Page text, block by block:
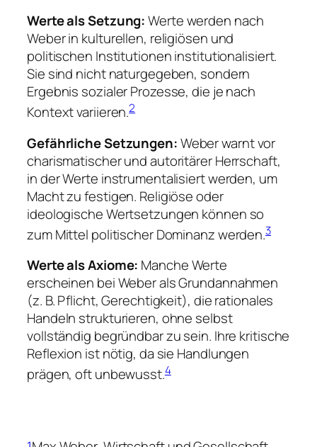
Werte als Setzung:Werte werden nach
Weber in kulturellen, religiösen und
politischen Institutionen institutionalisiert.
Sie sind nicht naturgegeben, sondern
Ergebnis sozialer Prozesse, die je nach
Kontext variieren.2
Gefährliche Setzungen:Weber warnt vor
charismatischer und autoritärer Herrschaft,
in der Werte instrumentalisiert werden, um
Macht zu festigen. Religiöse oder
ideologische Wertsetzungen können so
zum Mittel politischer Dominanz werden.3
Werte als Axiome: Manche Werte
erscheinen bei Weber als Grundannahmen
(z. B. Pflicht, Gerechtigkeit), die rationales
Handeln strukturieren, ohne selbst
vollständig begründbar zu sein. Ihre kritische
Reflexion ist nötig, da sie Handlungen
prägen, oft unbewusst.4